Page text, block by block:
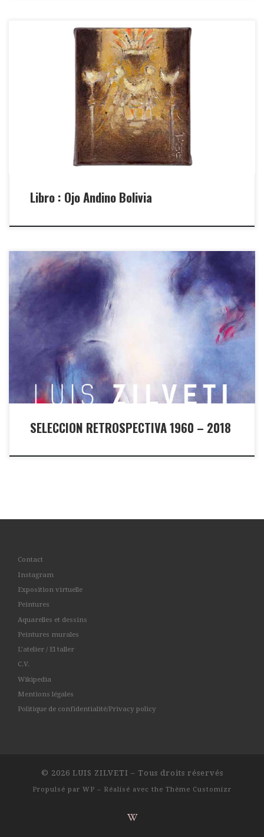
Bolivian Contemporary Artists project book. Texts by Luciano
Benetton, Pedro Querejazu Leyton, Stefania Malacchini.Imago
Mundi – Luciano Benetton Collectionwww.imagomundiart.com is
the web platform of the entire project.
Libro : Ojo Andino Bolivia
La Fundacion Cultural del Banco Central de Bolivia y el Museo
Nacional de Arte. Del 19 de enero al 11 de febrero 2018
SELECCION RETROSPECTIVA 1960 – 2018
Contact
Instagram
Exposition virtuelle
Peintures
Aquarelles et dessins
Peintures murales
L’atelier / El taller
C.V.
Wikipedia
Mentions légales
Politique de confidentialité/Privacy policy
© 2026 LUIS ZILVETI – Tous droits réservés
Propulsé par WP – Réalisé avec the Thème Customizr